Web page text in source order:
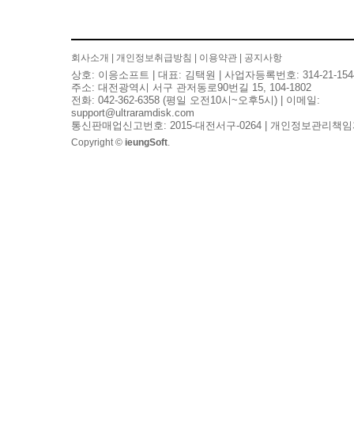
회사소개 개인정보취급방침 이용약관 공지사항
상호: 이응소프트 | 대표: 김택원 | 사업자등록번호: 314-21-
주소: 대전광역시 서구 관저동로90번길 15, 104-1802
전화: 042-362-6358 (평일 오전10시~오후5시) | 이메일:
support@ultraramdisk.com
통신판매업신고번호: 2015-대전서구-0264 | 개인정보관리책
Copyright © ieungSoft.